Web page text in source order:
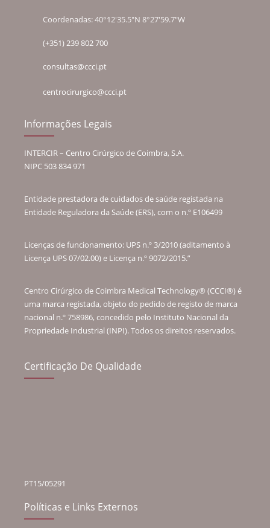
Coordenadas: 40°12'35.5"N 8°27'59.7"W
(+351) 239 802 700
consultas@ccci.pt
centrocirurgico@ccci.pt
Informações Legais
INTERCIR – Centro Cirúrgico de Coimbra, S.A.
NIPC 503 834 971
Entidade prestadora de cuidados de saúde registada na
Entidade Reguladora da Saúde (ERS), com o n.º E106499
Licenças de funcionamento: UPS n.º 3/2010 (aditamento à
Licença UPS 07/02.00) e Licença n.º 9072/2015.”
Centro Cirúrgico de Coimbra Medical Technology® (CCCI®) é
uma marca registada, objeto do pedido de registo de marca
nacional n.º 758986, concedido pelo Instituto Nacional da
Propriedade Industrial (INPI). Todos os direitos reservados.
Certificação De Qualidade
PT15/05291
Políticas e Links Externos